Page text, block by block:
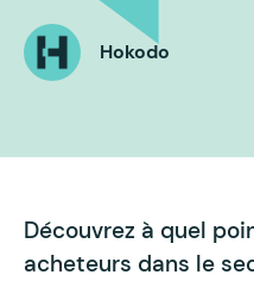
Hokodo
Découvrez à quel
acheteurs dans le